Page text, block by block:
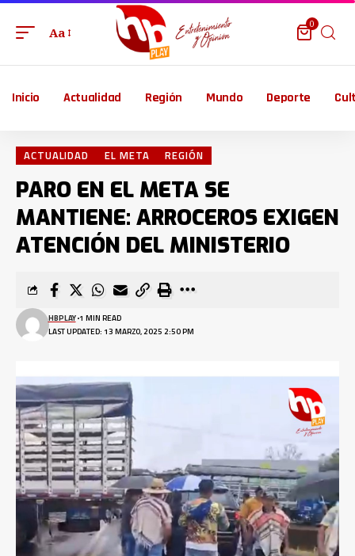
Aa
0
Inicio Actualidad Región Mundo Deporte
ACTUALIDAD EL META REGIÓN
PARO EN EL META SE
MANTIENE: ARROCEROS EXIGEN
ATENCIÓN DEL MINISTERIO
LAST UPDATED: 13 MARZO, 2025 2:50 PM
HBPLAY 1 MIN READ